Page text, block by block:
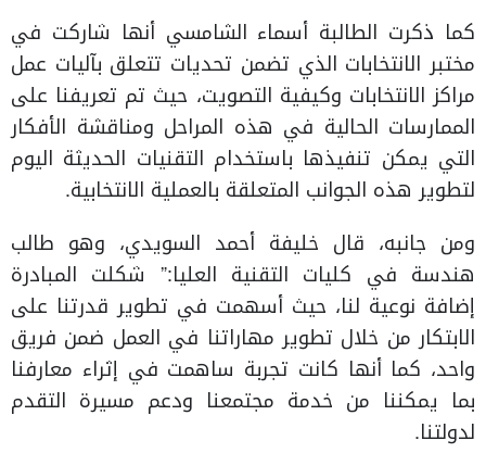
كما ذكرت الطالبة أسماء الشامسي أنها شاركت في
مختبر الانتخابات الذي تضمن تحديات تتعلق بآليات عمل
مراكز الانتخابات وكيفية التصويت، حيث تم تعريفنا على
الممارسات الحالية في هذه المراحل ومناقشة الأفكار
التي يمكن تنفيذها باستخدام التقنيات الحديثة اليوم
لتطوير هذه الجوانب المتعلقة بالعملية الانتخابية.
ومن جانبه، قال خليفة أحمد السويدي، وهو طالب
هندسة في كليات التقنية العليا:” شكلت المبادرة
إضافة نوعية لنا، حيث أسهمت في تطوير قدرتنا على
الابتكار من خلال تطوير مهاراتنا في العمل ضمن فريق
واحد، كما أنها كانت تجربة ساهمت في إثراء معارفنا
بما يمكننا من خدمة مجتمعنا ودعم مسيرة التقدم
لدولتنا.